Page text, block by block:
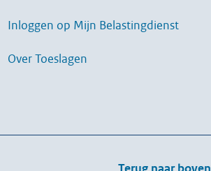
Inloggen op Mijn Belastingdienst
Over Toeslagen